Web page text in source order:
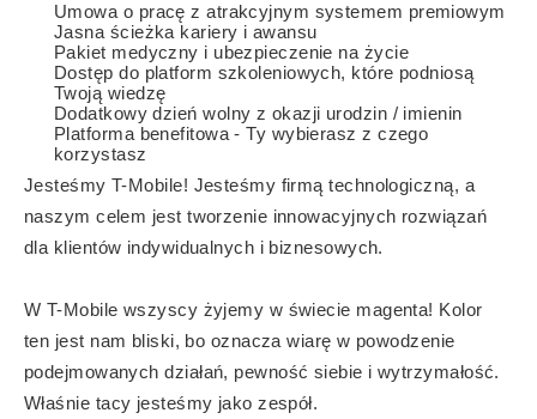
Umowa o pracę z atrakcyjnym systemem premiowym
Jasna ścieżka kariery i awansu
Pakiet medyczny i ubezpieczenie na życie
Dostęp do platform szkoleniowych, które podniosą
Twoją wiedzę
Dodatkowy dzień wolny z okazji urodzin / imienin
Platforma benefitowa - Ty wybierasz z czego
korzystasz
Jesteśmy T-Mobile! Jesteśmy firmą technologiczną, a
naszym celem jest tworzenie innowacyjnych rozwiązań
dla klientów indywidualnych i biznesowych.
W T-Mobile wszyscy żyjemy w świecie magenta! Kolor
ten jest nam bliski, bo oznacza wiarę w powodzenie
podejmowanych działań, pewność siebie i wytrzymałość.
Właśnie tacy jesteśmy jako zespół.